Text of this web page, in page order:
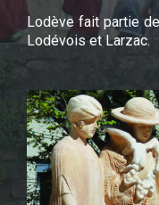
Lodève fait partie
Lodévois et Larzac.